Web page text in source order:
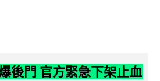
後門 官方緊急下架止血